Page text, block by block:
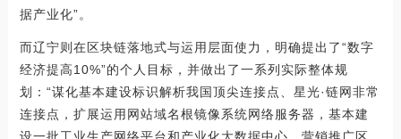
据产业化”。
而辽宁则在区块链落地式与运用层面使力，明确提出了“数字
经济提高10%”的个人目标，并做出了一系列实际整体规
划：“谋化基本建设标识解析我国顶尖连接点、星光·链网非常
连接点，扩展运用网站域名根镜像系统网络服务器，基本建